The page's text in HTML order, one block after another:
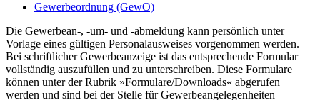
Gewerbeordnung (GewO)
Die Gewerbean-, -um- und -abmeldung kann persönlich unter
Vorlage eines gültigen Personalausweises vorgenommen werden.
Bei schriftlicher Gewerbeanzeige ist das entsprechende Formular
vollständig auszufüllen und zu unterschreiben. Diese Formulare
können unter der Rubrik »Formulare/Downloads« abgerufen
werden und sind bei der Stelle für Gewerbeangelegenheiten